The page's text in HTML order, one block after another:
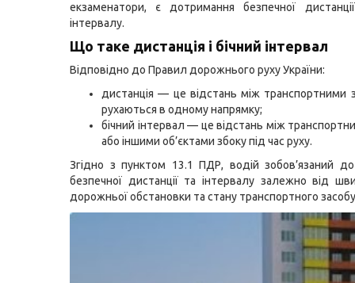
екзаменатори, є дотримання безпечної
інтервалу.
Що таке дистанція і бічний інтервал
Відповідно до Правил дорожнього руху України:
дистанція — це відстань між транспортними
рухаються в одному напрямку;
бічний інтервал — це відстань між
або іншими об’єктами збоку під час руху.
Згідно з пунктом 13.1 ПДР, водій зобов’язаний
безпечної дистанції та інтервалу залежно від
дорожньої обстановки та стану транспортного